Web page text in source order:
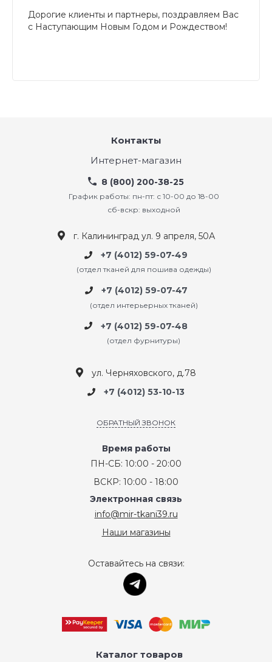
Дорогие клиенты и партнеры, поздравляем Вас
с Наступающим Новым Годом и Рождеством!
Контакты
Интернет-магазин
8 (800) 200-38-25
График работы: пн-пт: с 10-00 до 18-00
сб-вскр: выходной
г. Калининград ул. 9 апреля, 50А
+7 (4012) 59-07-49
(отдел тканей для пошива одежды)
+7 (4012) 59-07-47
(отдел интерьерных тканей)
+7 (4012) 59-07-48
(отдел фурнитуры)
ул. Черняховского, д.78
+7 (4012) 53-10-13
ОБРАТНЫЙ ЗВОНОК
Время работы
ПН-СБ: 10:00 - 20:00
ВСКР: 10:00 - 18:00
Электронная связь
info@mir-tkani39.ru
Наши магазины
Оставайтесь на связи:
Каталог товаров